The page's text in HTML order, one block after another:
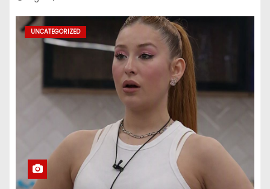
UNCATEGORIZED